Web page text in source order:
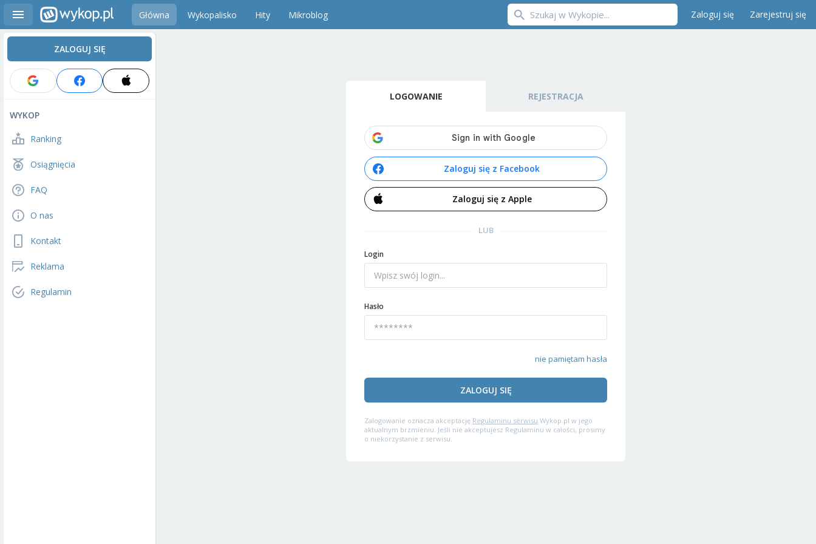
Główna Wykopalisko Hity Mikroblog Zaloguj się Zarejestruj się
ZALOGUJ SIĘ
WYKOP
Ranking
Osiągnięcia
FAQ
O nas
Kontakt
Reklama
Regulamin
LOGOWANIE REJESTRACJA
Zaloguj się z Facebook
Zaloguj się z Apple
LUB
Login
Hasło
nie pamiętam hasła
ZALOGUJ SIĘ
Zalogowanie oznacza akceptację Regulaminu serwisu Wykop.pl w jego
aktualnym brzmieniu. Jeśli nie akceptujesz Regulaminu w całości, prosimy
o niekorzystanie z serwisu.